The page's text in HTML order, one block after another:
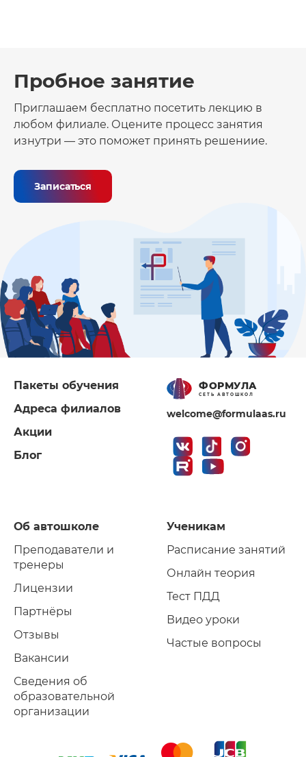
Пробное занятие
Приглашаем бесплатно посетить лекцию в
любом филиале. Оцените процесс занятия
изнутри — это поможет принять решениие.
Записаться
Пакеты обучения
Адреса филиалов
Акции
Блог
Об автошколе
Преподаватели и
тренеры
Лицензии
Партнёры
Отзывы
Вакансии
Сведения об
образовательной
организации
Ученикам
Расписание занятий
Онлайн теория
Тест ПДД
Видео уроки
Частые вопросы
ФОРМУЛА
СЕТЬ АВТОШКОЛ
welcome@formulaas.ru